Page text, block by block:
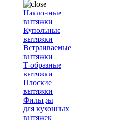
Наклонные
вытяжки
Купольные
вытяжки
Встраиваемые
вытяжки
Т-образные
вытяжки
Плоские
вытяжки
Фильтры
для кухонных
вытяжек